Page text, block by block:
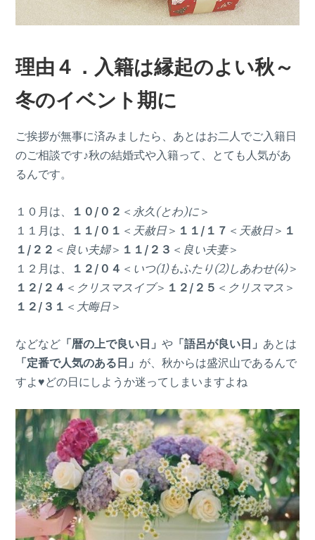
理由４．入籍は縁起のよい秋～
冬のイベント期に
ご挨拶が無事に済みましたら、あとはお二人でご入籍日
のご相談です♪秋の結婚式や入籍って、とても人気があ
るんです。
１０月は、 １０ /０２ ＜ 永久(とわ)に ＞
１１月は、
１１/０１ ＜ 天赦日 ＞ １１ /１７ ＜ 天赦日 ＞ １
１/２２ ＜ 良い夫婦＞ １１/２３ ＜ 良い夫妻＞
１２月は、
１２/０４ ＜ いつ(1)もふたり(2)しあわせ(4)＞
１２/２４ ＜ クリスマスイブ＞ １２/２５ ＜ クリスマス ＞
１２/３１ ＜ 大晦日 ＞
などなど 「暦の上で良い日」や 「語呂が良い日」 あとは
「定番で人気のある日」 が、秋からは盛沢山であるんで
すよ♥どの日にしようか迷ってしまいますよね